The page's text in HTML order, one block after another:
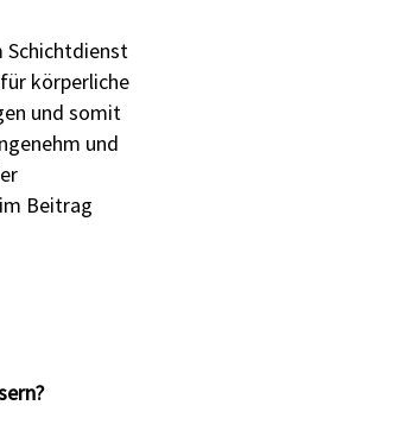
Schichtdienst
körperliche
und somit
und
Beitrag